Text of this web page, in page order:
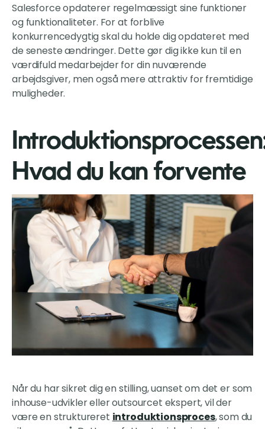
Salesforce opdaterer regelmæssigt sine funktioner
og funktionaliteter. For at forblive
konkurrencedygtig skal du holde dig opdateret med
de seneste ændringer. Dette gør dig ikke kun til en
værdifuld medarbejder for din nuværende
arbejdsgiver, men også mere attraktiv for fremtidige
muligheder.
Hvad du kan forvente
Når du har sikret dig en stilling, uanset om det er som
inhouse-udvikler eller outsourcet ekspert, vil der
være en struktureret introduktionsproces, som du